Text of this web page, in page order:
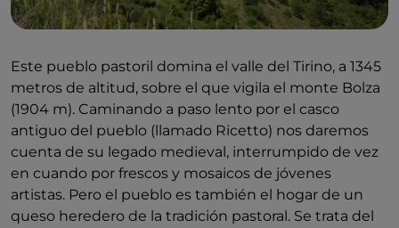
Este pueblo pastoril domina el valle del Tirino, a 1345
metros de altitud, sobre el que vigila el monte Bolza
(1904 m). Caminando a paso lento por el casco
antiguo del pueblo (llamado Ricetto) nos daremos
cuenta de su legado medieval, interrumpido de vez
en cuando por frescos y mosaicos de jóvenes
artistas. Pero el pueblo es también el hogar de un
queso heredero de la tradición pastoral. Se trata del